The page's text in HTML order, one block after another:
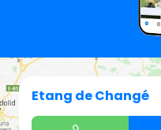
Etang de Changé